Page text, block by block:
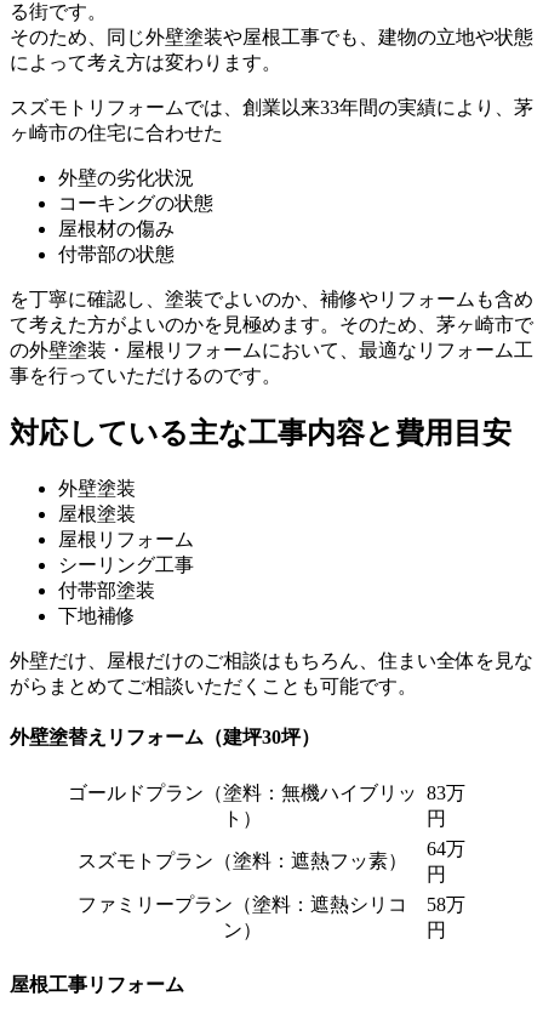
る街です。
そのため、同じ外壁塗装や屋根工事でも、建物の立地や状態
によって考え方は変わります。
スズモトリフォームでは、創業以来33年間の実績により、茅
ヶ崎市の住宅に合わせた
外壁の劣化状況
コーキングの状態
屋根材の傷み
付帯部の状態
を丁寧に確認し、塗装でよいのか、補修やリフォームも含め
て考えた方がよいのかを見極めます。そのため、茅ヶ崎市で
の外壁塗装・屋根リフォームにおいて、最適なリフォーム工
事を行っていただけるのです。
対応している主な工事内容と費用目安
外壁塗装
屋根塗装
屋根リフォーム
シーリング工事
付帯部塗装
下地補修
外壁だけ、屋根だけのご相談はもちろん、住まい全体を見な
がらまとめてご相談いただくことも可能です。
外壁塗替えリフォーム（建坪30坪）
ゴールドプラン（塗料：無機ハイブリッ
ト）
83万
円
スズモトプラン（塗料：遮熱フッ素）
64万
円
ファミリープラン（塗料：遮熱シリコ
ン）
58万
円
屋根工事リフォーム